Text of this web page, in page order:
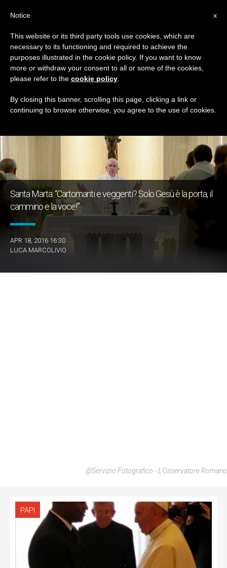
GIORNO
Aprile 18th, 2016
ULTIME NOTIZIE
Santa Marta: “Cartomanti e veggenti? Solo Gesù è la porta, il
cammino e la voce!”
APR 18, 2016 16:30
LUCA MARCOLIVIO
@Servizio Fotografico - L'Osservatore Romano
PAPI
x
Notice
This website or its third party tools use cookies, which are
necessary to its functioning and required to achieve the
purposes illustrated in the cookie policy. If you want to know
more or withdraw your consent to all or some of the cookies,
please refer to the cookie policy
By closing this banner, scrolling this page, clicking a link or
continuing to browse otherwise, you agree to the use of cookies.